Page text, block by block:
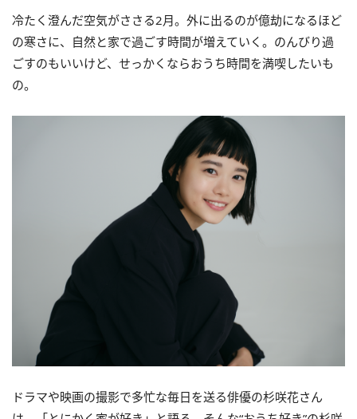
冷たく澄んだ空気がささる2月。外に出るのが億劫になるほど
の寒さに、自然と家で過ごす時間が増えていく。のんびり過
ごすのもいいけど、せっかくならおうち時間を満喫したいも
の。
ドラマや映画の撮影で多忙な毎日を送る俳優の杉咲花さん